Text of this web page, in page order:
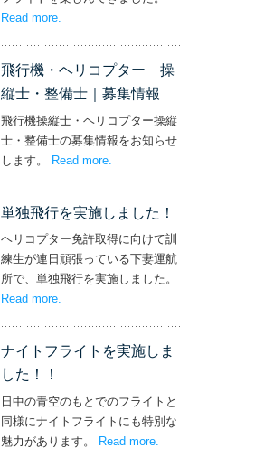
Read more– ‘社長と専務からの嬉しいプレゼン
.
飛行機・ヘリコプター 操
縦士・整備士｜募集情報
飛行機操縦士・ヘリコプター操縦
士・整備士の募集情報をお知らせ
します。
Read more
単独飛行を実施しました！
ヘリコプター免許取得に向けて訓
練生が連日頑張っている下妻運航
所で、単独飛行を実施しました。
Read more– ‘単独飛行を実施しました！’
.
ナイトフライトを実施しま
した！！
日中の青空のもとでのフライトと
同様にナイトフライトにも特別な
魅力があります。 Read more